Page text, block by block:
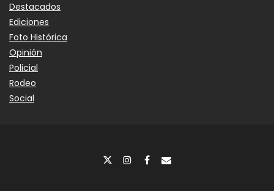
Destacados
Ediciones
Foto Histórica
Opinión
Policial
Rodeo
Social